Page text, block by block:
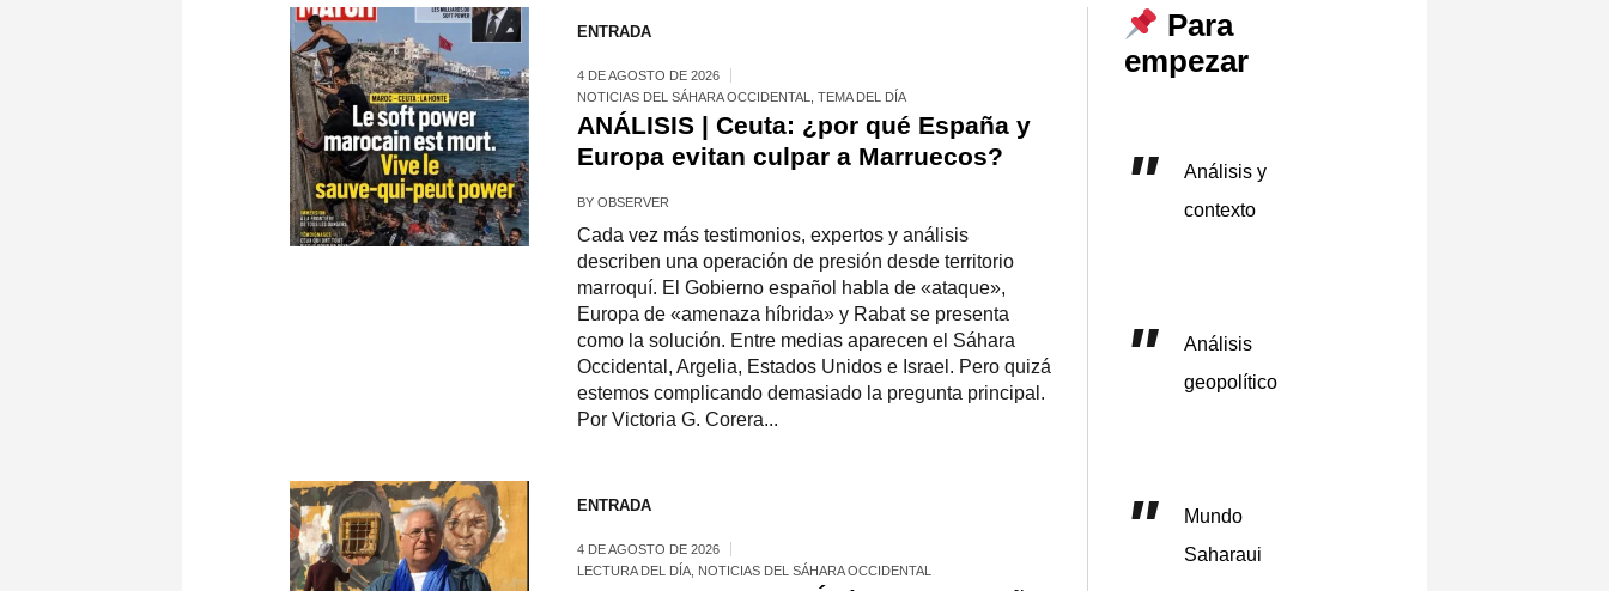
ENTRADA
4 DE AGOSTO DE 2026
NOTICIAS DEL SÁHARA OCCIDENTAL
TEMA DEL DÍA
ANÁLISIS | Ceuta: ¿por qué España y
Europa evitan culpar a Marruecos?
BY OBSERVER
Cada vez más testimonios, expertos y análisis
describen una operación de presión desde territorio
marroquí. El Gobierno español habla de «ataque»,
Europa de «amenaza híbrida» y Rabat se presenta
como la solución. Entre medias aparecen el Sáhara
Occidental, Argelia, Estados Unidos e Israel. Pero quizá
estemos complicando demasiado la pregunta principal.
Por Victoria G. Corera...
ENTRADA
4 DE AGOSTO DE 2026
LECTURA DEL DÍA, NOTICIAS DEL SÁHARA OCCIDENTAL
Para
empezar
Análisis y
contexto
Análisis
geopolítico
Mundo
Saharaui